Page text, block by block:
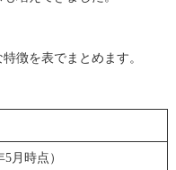
徴を表でまとめます。
月時点）